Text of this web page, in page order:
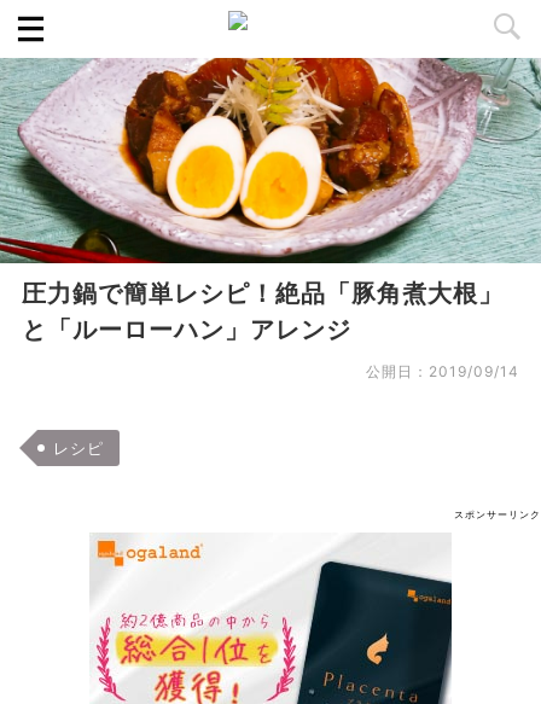
圧力鍋で簡単レシピ！絶品「豚角煮大根」
と「ルーローハン」アレンジ
公開日： 2019/09/14
レシピ
スポンサーリンク